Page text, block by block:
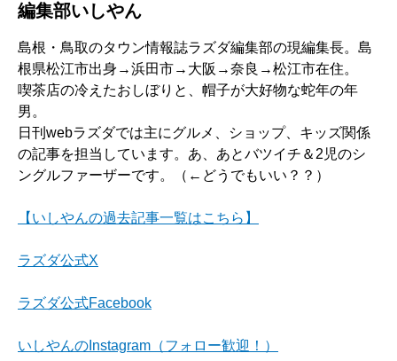
編集部いしやん
島根・鳥取のタウン情報誌ラズダ編集部の現編集長。島
根県松江市出身→浜田市→大阪→奈良→松江市在住。
喫茶店の冷えたおしぼりと、帽子が大好物な蛇年の年
男。
日刊webラズダでは主にグルメ、ショップ、キッズ関係
の記事を担当しています。あ、あとバツイチ＆2児のシ
ングルファーザーです。（←どうでもいい？？）
【いしやんの過去記事一覧はこちら】
ラズダ公式X
ラズダ公式Facebook
いしやんのInstagram（フォロー歓迎！）